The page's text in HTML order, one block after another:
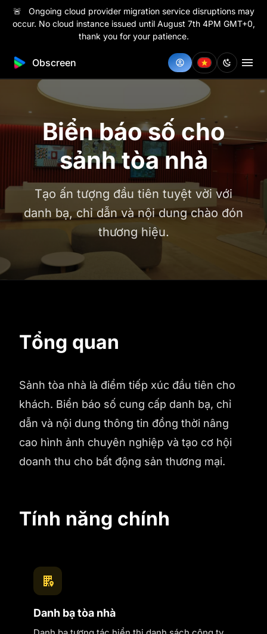
🚨 Ongoing cloud provider migration service disruptions may
occur. No cloud instance issued until August 7th 4PM GMT+0,
thank you for your patience.
Obscreen
Biển báo số cho
sảnh tòa nhà
Tạo ấn tượng đầu tiên tuyệt vời với
danh bạ, chỉ dẫn và nội dung chào đón
thương hiệu.
Tổng quan
Sảnh tòa nhà là điểm tiếp xúc đầu tiên cho
khách. Biển báo số cung cấp danh bạ, chỉ
dẫn và nội dung thông tin đồng thời nâng
cao hình ảnh chuyên nghiệp và tạo cơ hội
doanh thu cho bất động sản thương mại.
Tính năng chính
Danh bạ tòa nhà